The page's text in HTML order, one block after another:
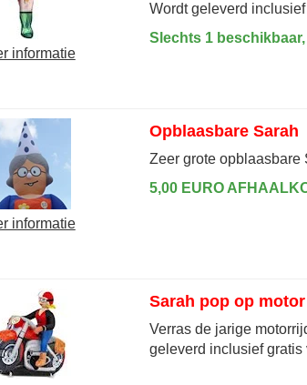
informatie
Wordt geleverd
Slechts 1
informatie
Opblaasbare Sarah
Zeer grote opblaasbare
5,00 EURO
Sarah pop op motor
Verras de jarige
geleverd inclusief gratis